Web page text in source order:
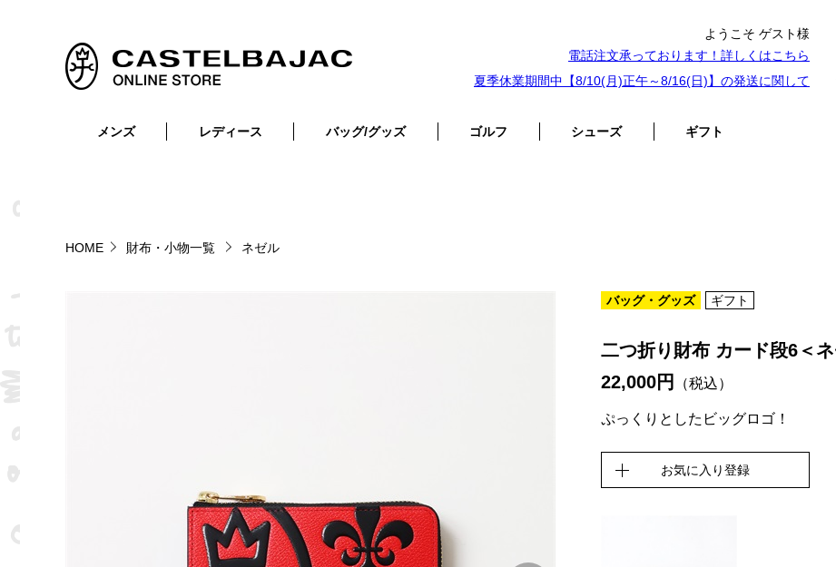
ようこそ ゲスト様
電話注文承っております！詳しくはこちら
夏季休業期間中【8/10(月)正午～8/16(日)】の発送に関して
メンズ レディース バッグ/グッズ ゴルフ シューズ ギフト
HOME 財布・小物一覧 ネゼル
バッグ・グッズ ギフト
二つ折り財布 カード段6＜ネ
22,000円
（税込）
ぷっくりとしたビッグロゴ！
お気に入り登録